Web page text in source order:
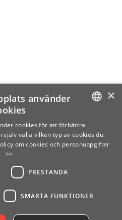
SWEDISH
×
använder
cookies för att förbättra
själv välja vilken typ av cookies du
om cookies och personuppgifter
>>
PRESTANDA
SMARTA FUNKTIONER